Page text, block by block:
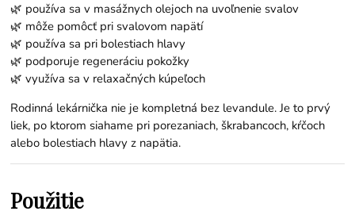
🌿 používa sa v masážnych olejoch na uvoľnenie svalov
🌿 môže pomôcť pri svalovom napätí
🌿 používa sa pri bolestiach hlavy
🌿 podporuje regeneráciu pokožky
🌿 využíva sa v relaxačných kúpeľoch
Rodinná lekárnička nie je kompletná bez levandule. Je to prvý
liek, po ktorom siahame pri porezaniach, škrabancoch, kŕčoch
alebo bolestiach hlavy z napätia.
Použitie